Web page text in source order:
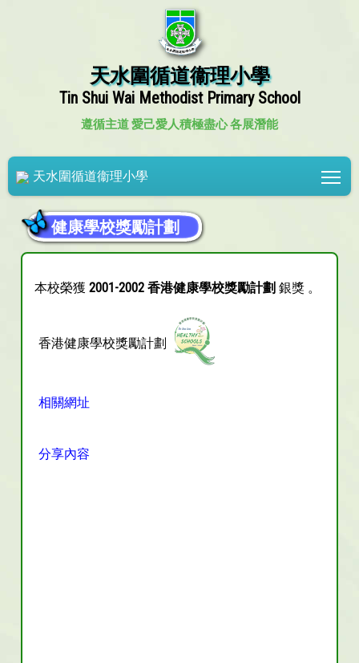
天水圍循道衞理小學
Tin Shui Wai Methodist Primary School
遵循主道 愛己愛人積極盡心 各展潛能
天水圍循道衞理小學
健康學校獎勵計劃
本校榮獲 2001-2002 香港健康學校獎勵計劃 銀獎 。
香港健康學校獎勵計劃
相關網址
分享內容